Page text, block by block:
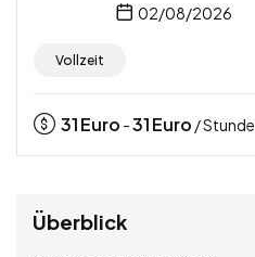
02/08/2026
Vollzeit
31Euro -31Euro / Stunde
Überblick